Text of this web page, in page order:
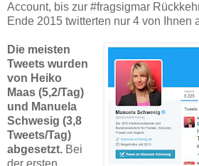
Account, bis zur #fragsigmar
Ende 2015 twitterten nur 4 von Ihnen
Die meisten
Tweets wurden
von Heiko
Maas (5,2/Tag)
und Manuela
Schwesig (3,8
Tweets/Tag)
abgesetzt. Bei